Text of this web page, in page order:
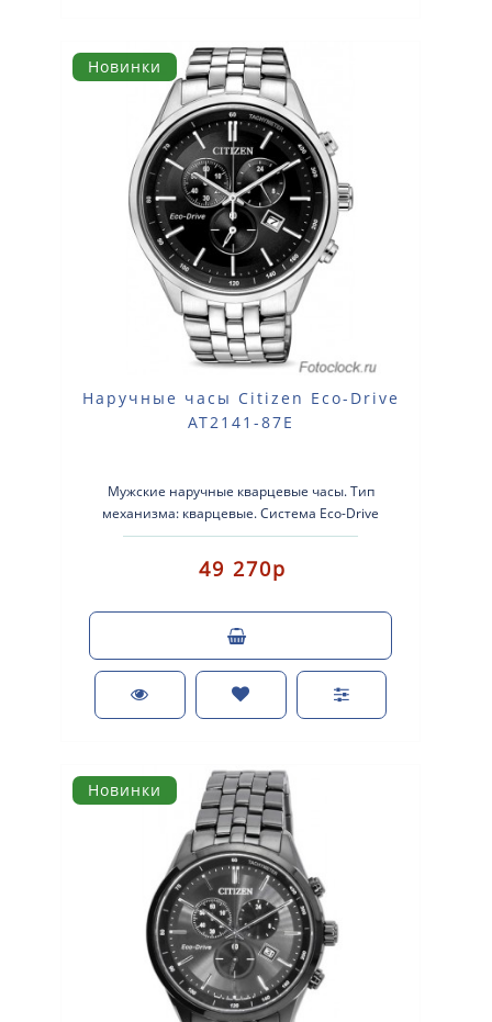
Новинки
Наручные часы Citizen Eco-Drive
AT2141-87E
Мужские наручные кварцевые часы. Тип
механизма: кварцевые. Система Eco-Drive
(аккумулятор с питанием от световой энергии)..
49 270р
Новинки